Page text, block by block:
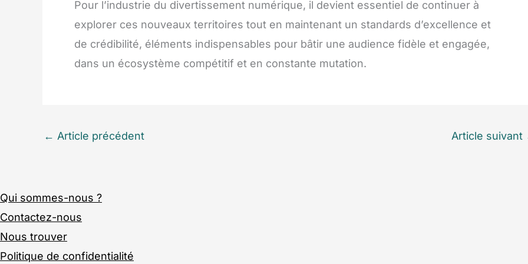
Pour l’industrie du divertissement numérique, il devient essentiel de continuer à
explorer ces nouveaux territoires tout en maintenant un standards d’excellence et
de crédibilité, éléments indispensables pour bâtir une audience fidèle et engagée,
dans un écosystème compétitif et en constante mutation.
← Article précédent Article suivant
Qui sommes-nous ?
Contactez-nous
Nous trouver
Politique de confidentialité